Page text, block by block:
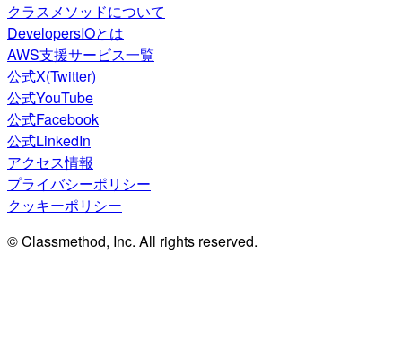
クラスメソッドについて
DevelopersIOとは
AWS支援サービス一覧
公式X(Twitter)
公式YouTube
公式Facebook
公式LinkedIn
アクセス情報
プライバシーポリシー
クッキーポリシー
© Classmethod, Inc. All rights reserved.